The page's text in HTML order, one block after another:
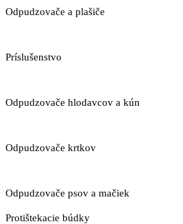
Odpudzovače a plašiče
Príslušenstvo
Odpudzovače hlodavcov a kún
Odpudzovače krtkov
Odpudzovače psov a mačiek
Protištekacie búdky